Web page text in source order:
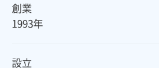
創業
1993年
設立